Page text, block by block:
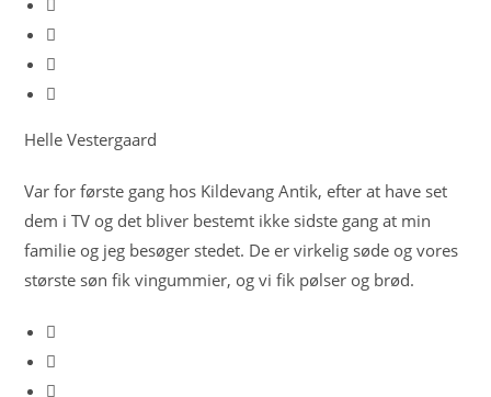
Helle Vestergaard
Var for første gang hos Kildevang Antik, efter at have set
dem i TV og det bliver bestemt ikke sidste gang at min
familie og jeg besøger stedet. De er virkelig søde og vores
største søn fik vingummier, og vi fik pølser og brød.